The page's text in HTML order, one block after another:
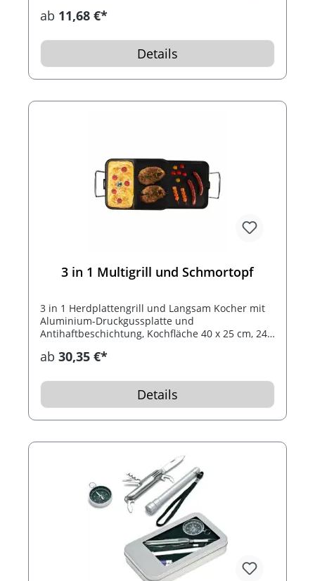
im Reisegepäck einnehmen darf. Das Zelt wird
Tragetasche, Heringe, Bänder und Kondensdach
geliefert. Das Zelt hat einen festen Boden,
zusätzliche Insektenschutztüren und ringsherum
regenfestes Polyester. Wir bedrucken die
ab 11,68 €*
Details
3 in 1 Multigrill und Schmortopf
3 in 1 Herdplattengrill und Langsam Kocher mit
Aluminium-Druckgussplatte und
Antihaftbeschichtung, Kochfläche 40 x 25 cm, 24 x
gehärtetem Glas und Dampfloch, einstellbarer
Leistungsanzeigelicht, schrägem Ständer zum
Entfernen von Fett und 4 Anti-Rutsch-Füßen.
Optimal für sonnige Sommertage im Garten..
ab 30,35 €*
Details